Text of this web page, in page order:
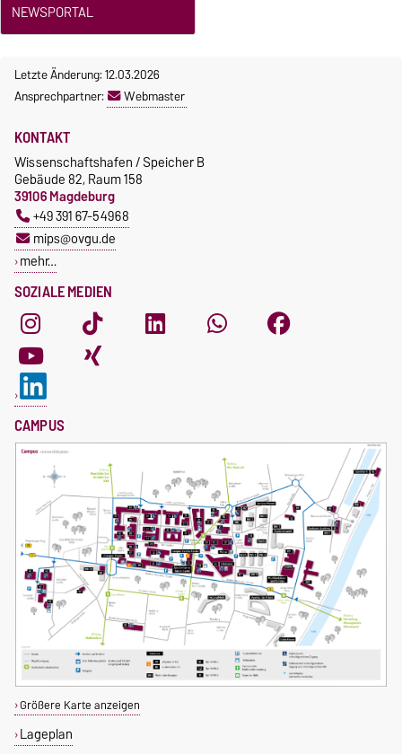
NEWSPORTAL
Letzte Änderung: 12.03.2026
Ansprechpartner:
Webmaster
SOZIALE MEDIEN
KONTAKT
Wissenschaftshafen / Speicher B
Gebäude 82, Raum 158
39106 Magdeburg
+49 391 67-54968
mips@ovgu.de
mehr…
CAMPUS
Größere Karte anzeigen
Lageplan